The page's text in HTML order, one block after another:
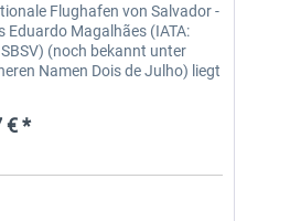
Flughafen von Salvador -
Eduardo Magalhães (IATA:
SBSV) (noch bekannt unter
Namen Dois de Julho) liegt
€ *